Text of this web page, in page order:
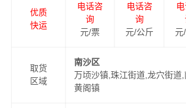
优质
快运
电话咨
询
元/票
电话咨
询
元/公斤
元
取货
区域
南沙区
万顷沙镇,珠江街道,龙穴街道
黄阁镇